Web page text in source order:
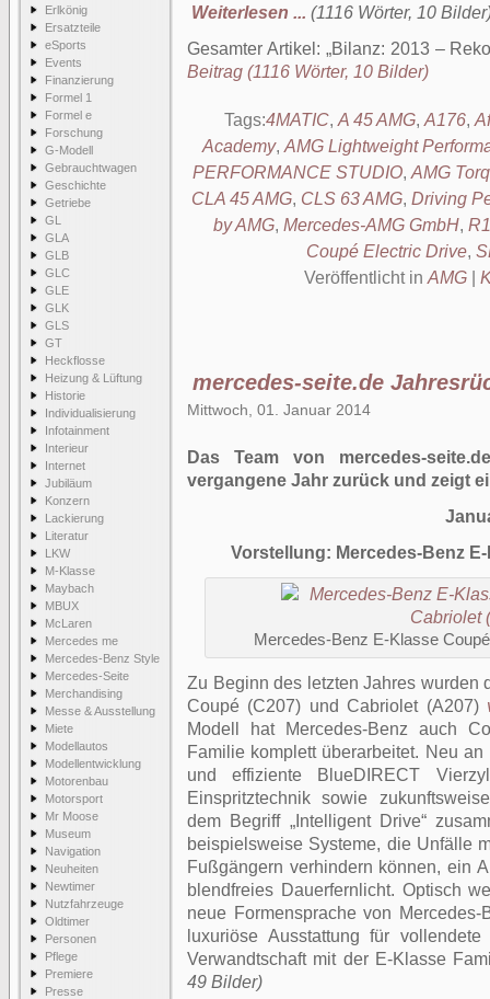
Erlkönig
Ersatzteile
eSports
Events
Finanzierung
Formel 1
Formel e
Forschung
G-Modell
Gebrauchtwagen
Geschichte
Getriebe
GL
GLA
GLB
GLC
GLE
GLK
GLS
GT
Heckflosse
Heizung & Lüftung
Historie
Individualisierung
Infotainment
Interieur
Internet
Jubiläum
Konzern
Lackierung
Literatur
LKW
M-Klasse
Maybach
MBUX
McLaren
Mercedes me
Mercedes-Benz Style
Mercedes-Seite
Merchandising
Messe & Ausstellung
Miete
Modellautos
Modellentwicklung
Motorenbau
Motorsport
Mr Moose
Museum
Navigation
Neuheiten
Newtimer
Nutzfahrzeuge
Oldtimer
Personen
Pflege
Premiere
Presse
Weiterlesen ... (1116 Wörter, 10
Gesamter Artikel:
Bilanz: 2013 –
Beitrag (1116 Wörter, 10 Bilder)
Tags:4MATIC, A 45 AMG, A176,
Academy, AMG Lightweight
PERFORMANCE STUDIO, AMG
CLA 45 AMG, CLS 63 AMG, Driving
by AMG, Mercedes-AMG GmbH,
Coupé Electric Drive,
Veröffentlicht in AMG|
mercedes-seite.de
Mittwoch, 01. Januar 2014
Das Team von mercedes-
vergangene Jahr zurück und zeigt
Vorstellung: Mercedes-Benz
Mercedes-Benz E-Klasse
Zu Beginn des letzten Jahres wurden
Coupé (C207) und Cabriolet (A207)
Modell hat Mercedes-Benz auch
Familie komplett überarbeitet. Neu
und effiziente BlueDIRECT
Einspritztechnik sowie
dem Begriff „Intelligent Drive“
beispielsweise Systeme, die Unfälle
Fußgängern verhindern können, ein
blendfreies Dauerfernlicht. Optisch
neue Formensprache von
luxuriöse Ausstattung für
Verwandtschaft mit der E-Klasse
49 Bilder)